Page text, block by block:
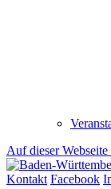
Auf dieser Webseite
Kontakt Facebook